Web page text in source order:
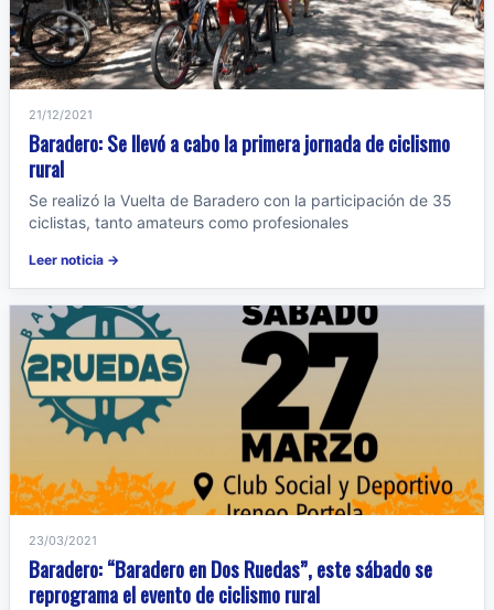
21/12/2021
Baradero: Se llevó a cabo la primera jornada de ciclismo
rural
Se realizó la Vuelta de Baradero con la participación de 35
ciclistas, tanto amateurs como profesionales
Leer noticia →
23/03/2021
Baradero: “Baradero en Dos Ruedas”, este sábado se
reprograma el evento de ciclismo rural